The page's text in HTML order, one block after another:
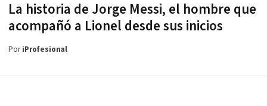
La historia de Jorge Messi, el hombre que
acompañó a Lionel desde sus inicios
PoriProfesional